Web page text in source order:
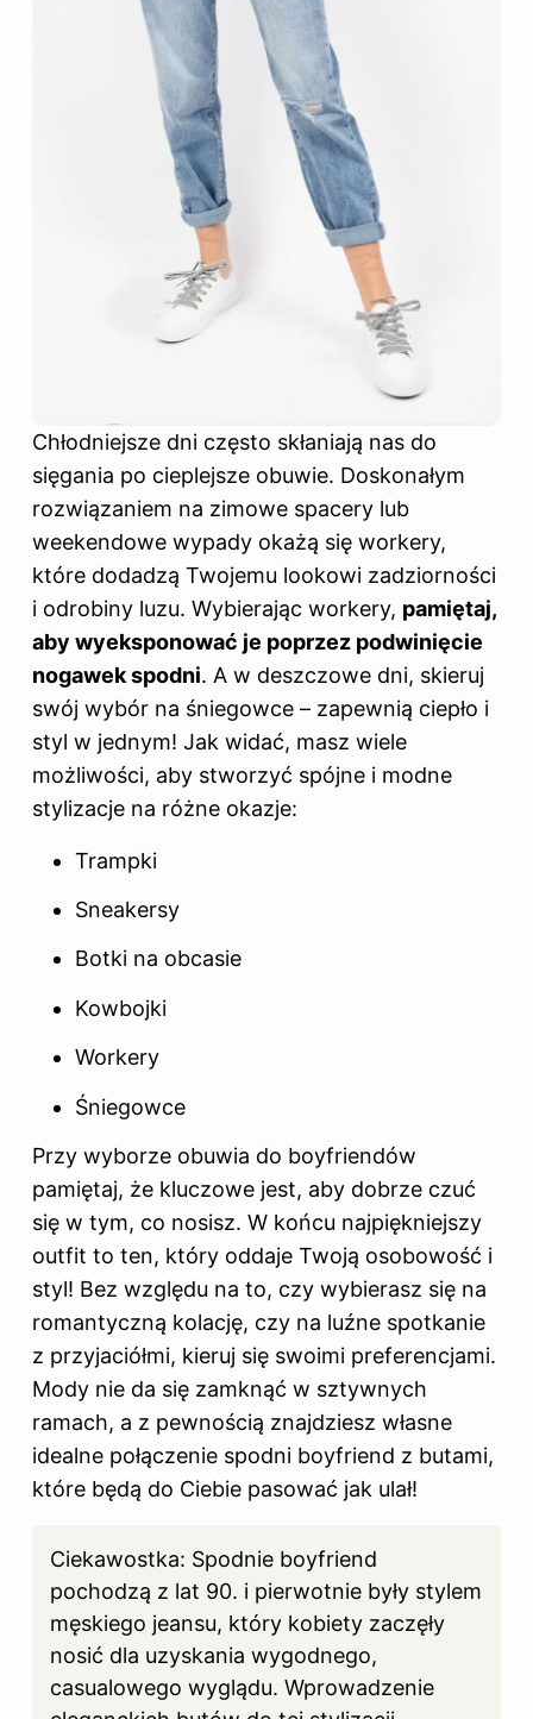
Chłodniejsze dni często skłaniają nas do
sięgania po cieplejsze obuwie. Doskonałym
rozwiązaniem na zimowe spacery lub
weekendowe wypady okażą się workery,
które dodadzą Twojemu lookowi zadziorności
i odrobiny luzu. Wybierając workery, pamiętaj,
aby wyeksponować je poprzez podwinięcie
nogawek spodni. A w deszczowe dni, skieruj
swój wybór na śniegowce – zapewnią ciepło i
styl w jednym! Jak widać, masz wiele
możliwości, aby stworzyć spójne i modne
stylizacje na różne okazje:
Trampki
Sneakersy
Botki na obcasie
Kowbojki
Workery
Śniegowce
Przy wyborze obuwia do boyfriendów
pamiętaj, że kluczowe jest, aby dobrze czuć
się w tym, co nosisz. W końcu najpiękniejszy
outfit to ten, który oddaje Twoją osobowość i
styl! Bez względu na to, czy wybierasz się na
romantyczną kolację, czy na luźne spotkanie
z przyjaciółmi, kieruj się swoimi preferencjami.
Mody nie da się zamknąć w sztywnych
ramach, a z pewnością znajdziesz własne
idealne połączenie spodni boyfriend z butami,
które będą do Ciebie pasować jak ulał!
Ciekawostka: Spodnie boyfriend
pochodzą z lat 90. i pierwotnie były stylem
męskiego jeansu, który kobiety zaczęły
nosić dla uzyskania wygodnego,
casualowego wyglądu. Wprowadzenie